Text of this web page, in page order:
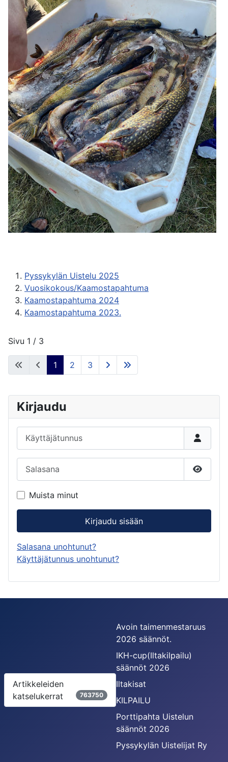
Pyssykylän Uistelu 2025
Vuosikokous/Kaamostapahtuma
Kaamostapahtuma 2024
Kaamostapahtuma 2023.
Sivu 1 / 3
1 2 3
Kirjaudu
Näytä
Muista minut
Kirjaudu sisään
Salasana unohtunut?
Käyttäjätunnus unohtunut?
Artikkeleiden
katselukerrat
763750
Avoin taimenmestaruus
2026 säännöt.
IKH-cup(Iltakilpailu)
säännöt 2026
Iltakisat
KILPAILU
Porttipahta Uistelun
säännöt 2026
Pyssykylän Uistelijat Ry